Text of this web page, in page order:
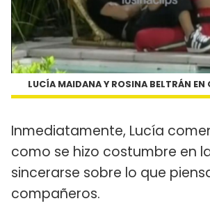
LUCÍA MAIDANA Y ROSINA BELTRÁN EN
Inmediatamente, Lucía
como se hizo costumbre en
sincerarse sobre lo que
compañeros.